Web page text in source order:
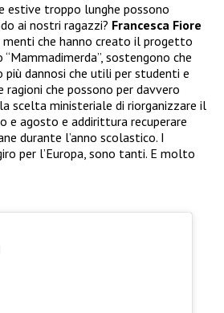
estive troppo lunghe possono
ai nostri ragazzi? Francesca Fiore
menti che hanno creato il progetto
sostengono che
più dannosi che utili per studenti e
che possono per davvero
scelta ministeriale di riorganizzare il
e agosto e addirittura recuperare
durante l’anno scolastico. I
per l’Europa, sono tanti. E molto